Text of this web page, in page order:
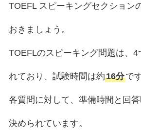
TOEFL スピーキングセクション
おきましょう。
TOEFLのスピーキング問題は、4
れており、試験時間は約16分で
各質問に対して、準備時間と回
決められています。